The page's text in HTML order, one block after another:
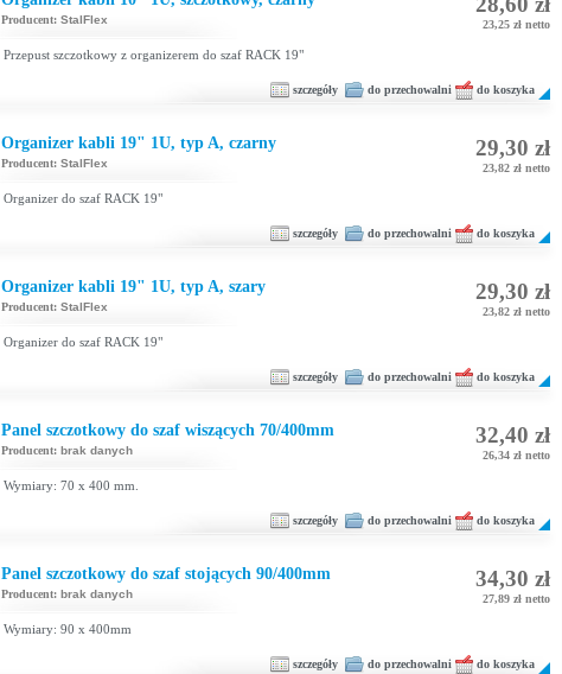
Producent: StalFlex 23,25 zł netto
Przepust szczotkowy z organizerem do szaf RACK 19"
szczegóły do przechowalni do koszyka
Organizer kabli 19" 1U, typ A, czarny
Producent: StalFlex
29,30 zł
23,82 zł netto
Organizer do szaf RACK 19"
szczegóły do przechowalni do koszyka
Organizer kabli 19" 1U, typ A, szary
Producent: StalFlex
29,30 zł
23,82 zł netto
Organizer do szaf RACK 19"
szczegóły do przechowalni do koszyka
Panel szczotkowy do szaf wiszących 70/400mm
Producent: brak danych
32,40 zł
26,34 zł netto
Wymiary: 70 x 400 mm.
szczegóły do przechowalni do koszyka
Panel szczotkowy do szaf stojących 90/400mm
Producent: brak danych
34,30 zł
27,89 zł netto
Wymiary: 90 x 400mm
szczegóły do przechowalni do koszyka